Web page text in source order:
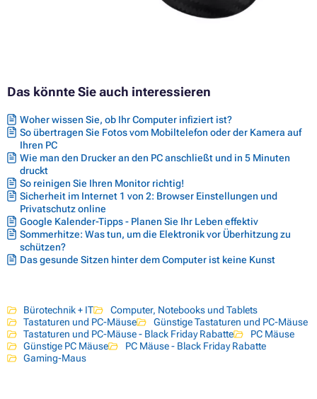
Das könnte Sie auch interessieren
Woher wissen Sie, ob Ihr Computer infiziert ist?
So übertragen Sie Fotos vom Mobiltelefon oder der Kamera auf
Ihren PC
Wie man den Drucker an den PC anschließt und in 5 Minuten
druckt
So reinigen Sie Ihren Monitor richtig!
Sicherheit im Internet 1 von 2: Browser Einstellungen und
Privatschutz online
Google Kalender-Tipps - Planen Sie Ihr Leben effektiv
Sommerhitze: Was tun, um die Elektronik vor Überhitzung zu
schützen?
Das gesunde Sitzen hinter dem Computer ist keine Kunst
Bürotechnik + IT
Computer, Notebooks und Tablets
Tastaturen und PC-Mäuse
Günstige Tastaturen und PC-Mäuse
Tastaturen und PC-Mäuse - Black Friday Rabatte
PC Mäuse
Günstige PC Mäuse
PC Mäuse - Black Friday Rabatte
Gaming-Maus